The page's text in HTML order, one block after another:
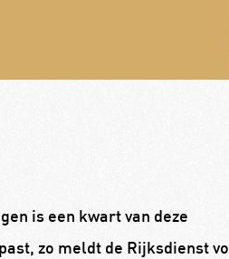
is een kwart van deze
zo meldt de Rijksdienst